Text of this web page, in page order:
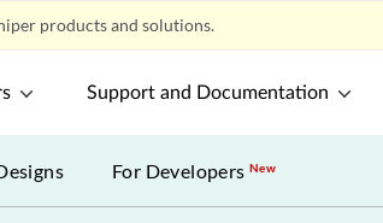
products and solutions.
Support and Documentation
For DevelopersNew